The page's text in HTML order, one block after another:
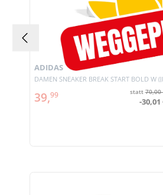
DAMEN SNEAKER BREAK START BOLD W
ADIDAS
39,99 statt70,00
-30,01